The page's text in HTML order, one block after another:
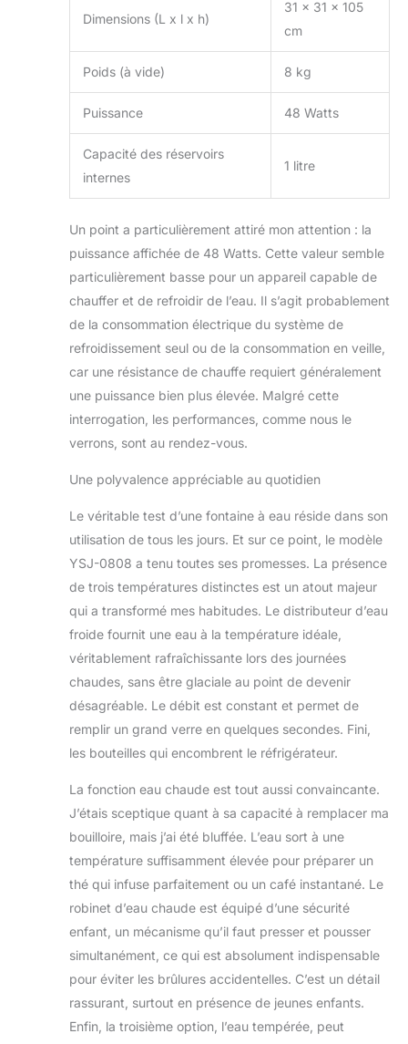
Dimensions (L x l x h)
31 x 31 x 105
cm
Poids (à vide) 8 kg
Puissance 48 Watts
Capacité des réservoirs
internes
1 litre
Un point a particulièrement attiré mon attention : la
puissance affichée de 48 Watts. Cette valeur semble
particulièrement basse pour un appareil capable de
chauffer et de refroidir de l’eau. Il s’agit probablement
de la consommation électrique du système de
refroidissement seul ou de la consommation en veille,
car une résistance de chauffe requiert généralement
une puissance bien plus élevée. Malgré cette
interrogation, les performances, comme nous le
verrons, sont au rendez-vous.
Une polyvalence appréciable au quotidien
Le véritable test d’une fontaine à eau réside dans son
utilisation de tous les jours. Et sur ce point, le modèle
YSJ-0808 a tenu toutes ses promesses. La présence
de trois températures distinctes est un atout majeur
qui a transformé mes habitudes. Le distributeur d’eau
froide fournit une eau à la température idéale,
véritablement rafraîchissante lors des journées
chaudes, sans être glaciale au point de devenir
désagréable. Le débit est constant et permet de
remplir un grand verre en quelques secondes. Fini,
les bouteilles qui encombrent le réfrigérateur.
La fonction eau chaude est tout aussi convaincante.
J’étais sceptique quant à sa capacité à remplacer ma
bouilloire, mais j’ai été bluffée. L’eau sort à une
température suffisamment élevée pour préparer un
thé qui infuse parfaitement ou un café instantané. Le
robinet d’eau chaude est équipé d’une sécurité
enfant, un mécanisme qu’il faut presser et pousser
simultanément, ce qui est absolument indispensable
pour éviter les brûlures accidentelles. C’est un détail
rassurant, surtout en présence de jeunes enfants.
Enfin, la troisième option, l’eau tempérée, peut